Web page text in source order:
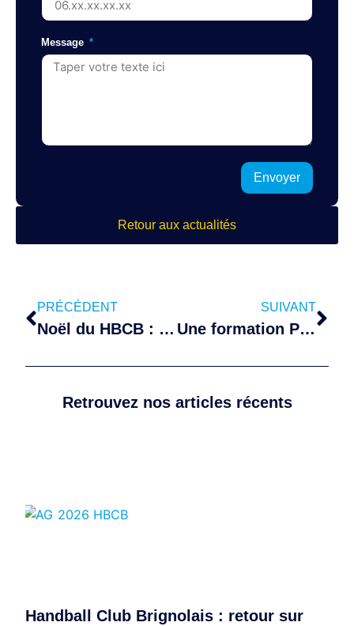
Message
Envoyer
Retour aux actualités
PRÉCÉDENT
Noël du HBCB : Une après-midi magique pour tous nos licenciés !
SUIVANT
Une formation PSC riche de sens au HBCB
Retrouvez nos articles récents
Handball Club Brignolais : retour sur